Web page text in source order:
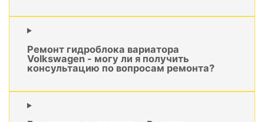
Ремонт гидроблока вариатора
Volkswagen - могу ли я получить
консультацию по вопросам ремонта?